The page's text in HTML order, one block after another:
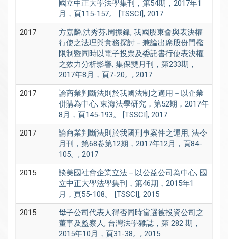
國立中正大學法學集刊，第54期，2017年1
月，頁115-157。 [TSSCI], 2017
2017
方嘉麟;洪秀芬;周振鋒, 我國股東會與表決權
行使之法理與實務探討－兼論出席股份門檻
限制暨同時以電子投票及委託書行使表決權
之效力分析影響, 集保雙月刊，第233期，
2017年8月，頁7-20。, 2017
2017
論商業判斷法則於我國法制之適用－以企業
併購為中心, 東海法學研究，第52期，2017年
8月，頁145-193。 [TSSCI], 2017
2017
論商業判斷法則於我國刑事案件之運用, 法令
月刊，第68卷第12期，2017年12月，頁84-
105。, 2017
2015
談美國社會企業立法－以公益公司為中心, 國
立中正大學法學集刊，第46期，2015年1
月，頁55-108。 [TSSCI], 2015
2015
母子公司代表人得否同時當選被投資公司之
董事及監察人, 台灣法學雜誌，第 282 期，
2015年10月，頁31-38。, 2015